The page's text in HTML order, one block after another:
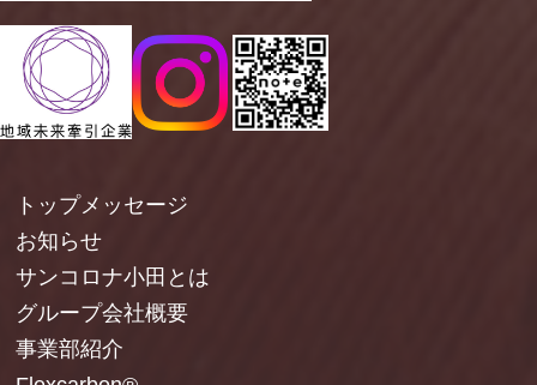
トップメッセージ
お知らせ
サンコロナ小田とは
グループ会社概要
事業部紹介